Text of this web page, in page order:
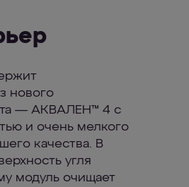
нового
— АКВАЛЕН™ 4 с
и очень мелкого
качества. В
угля
модуль очищает